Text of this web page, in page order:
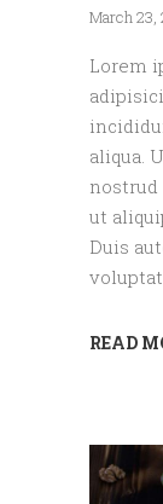
March 23,
Lorem
aliqua.
ut
Duis
READ